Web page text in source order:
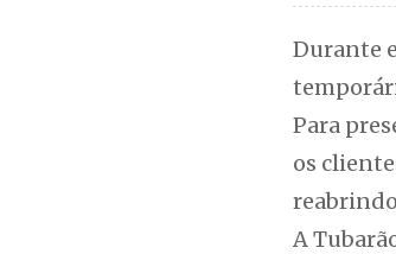
Durante
Para
os
A